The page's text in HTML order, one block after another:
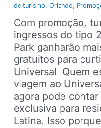
de turismo,Orlando,
Com promoção,
ingressos do tipo
Park ganharão
gratuitos para
Universal Quem
viagem ao
agora pode
exclusiva para
Latina. Isso